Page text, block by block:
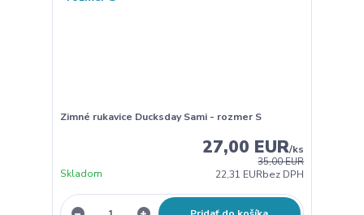
Zimné rukavice Ducksday Sami - rozmer S
35,00 EUR
27,00 EUR/ks
22,31 EURbez DPH
Skladom